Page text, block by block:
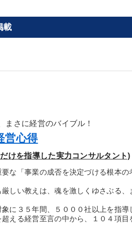
載
まさに経営のバイブル！
営心得
けを指導した実力コンサルタント)
な「事業の成否を決定づける根本の
しい教えは、魂を激しくゆさぶる、
に３５年間、５０００社以上を指導
超える経営至言の中から、１０４項